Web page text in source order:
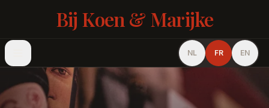
Bij Koen & Marijke
NL FR EN